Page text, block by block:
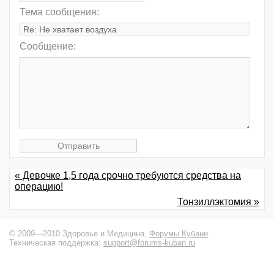
Тема сообщения:
Сообщение:
« Девочке 1,5 года срочно требуются средства на
операцию!
Тонзиллэктомия »
© 2009—2010 Здоровье и Медицина, Форумы Кубани.
Техническая поддержка: support@forums-kuban.ru